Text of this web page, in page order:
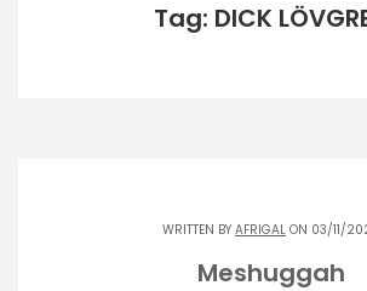
Tag: DICK
WRITTEN BY AFRIGAL ON 03/11/
Meshuggah